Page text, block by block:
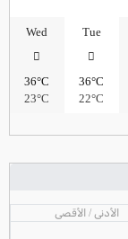
Tue
36°C
22°C
Wed
36°C
23°C
الأدنى / الأقصى